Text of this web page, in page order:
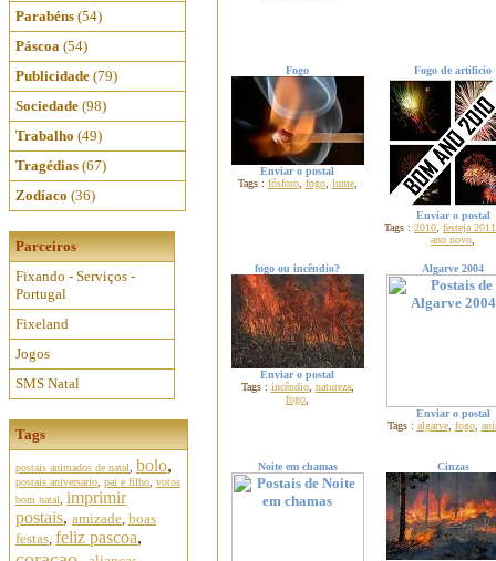
Parabéns (54)
Páscoa (54)
Publicidade (79)
Sociedade (98)
Trabalho (49)
Tragédias (67)
Zodíaco (36)
Parceiros
Fixando - Serviços -
Portugal
Fixeland
Jogos
SMS Natal
Tags
postais animados de natal bolo,
postais aniversario pai e filho votos
bom natal
imprimir
postais, amizade, boas
festas, feliz pascoa,
Fogo
Enviar o postal
Tags : fósforo, fogo, lume,
Fogo de artificio
Enviar o postal
Tags : 2010 festeja 2011
ano novo
fogo ou incêndio?
Enviar o postal
Tags : incêndio, natureza,
fogo
Algarve 2004
Enviar o postal
Tags : algarve, fogo,
Noite em chamas Cinzas